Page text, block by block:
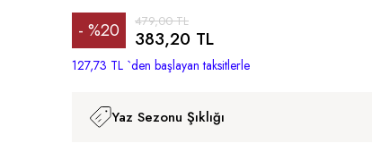
%20
İndirim
479,00 TL
383,20 TL
127,73 TL `den başlayan taksitlerle
Yaz Sezonu Şıklığı